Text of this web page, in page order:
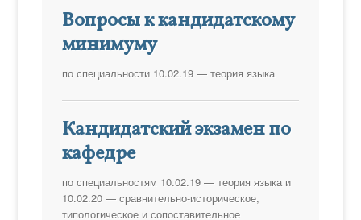
Вопросы к кандидатскому
минимуму
по специальности 10.02.19 — теория языка
Кандидатский экзамен по
кафедре
по специальностям 10.02.19 — теория языка и
10.02.20 — сравнительно-историческое,
типологическое и сопоставительное